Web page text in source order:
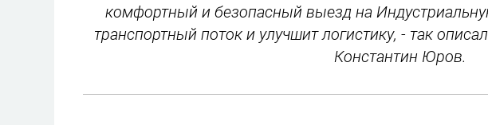
комфортный и безопасный выезд на
транспортный поток и улучшит логистику, - так
Константин Юров.